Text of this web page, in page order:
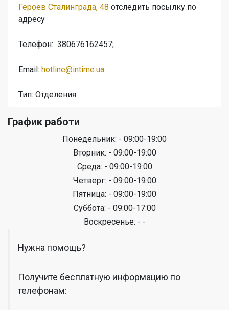
Героев Сталинграда, 48 отследить посылку по
адресу
Телефон: 380676162457;
Email: hotline@intime.ua
Тип: Отделения
График работи
Понедельник: - 09:00-19:00
Вторник: - 09:00-19:00
Среда: - 09:00-19:00
Четверг: - 09:00-19:00
Пятница: - 09:00-19:00
Суббота: - 09:00-17:00
Воскресенье: - -
Нужна помощь?
Получите бесплатную информацию по
телефонам: